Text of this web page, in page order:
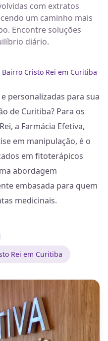
com extratos
um caminho mais
Encontre soluções
diário.
Cristo Rei em Curitiba
personalizadas para sua
de Curitiba? Para os
a Farmácia Efetiva,
em manipulação, é o
em fitoterápicos
abordagem
embasada para quem
medicinais.
Rei em Curitiba